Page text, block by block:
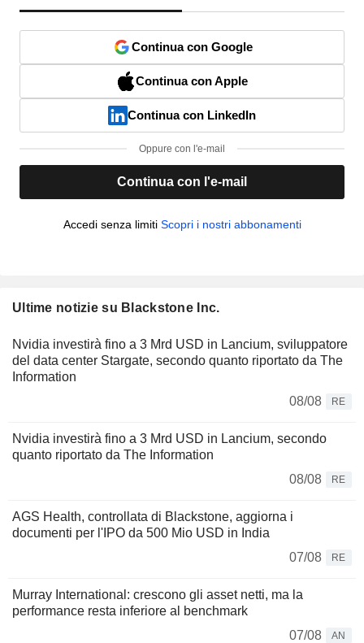
Continua con Google
Continua con Apple
Continua con LinkedIn
Oppure con l'e-mail
Continua con l'e-mail
Accedi senza limiti Scopri i nostri abbonamenti
Ultime notizie su Blackstone Inc.
Nvidia investirà fino a 3 Mrd USD in Lancium, sviluppatore
del data center Stargate, secondo quanto riportato da The
Information
08/08
RE
Nvidia investirà fino a 3 Mrd USD in Lancium, secondo
quanto riportato da The Information
08/08
RE
AGS Health, controllata di Blackstone, aggiorna i
documenti per l'IPO da 500 Mio USD in India
07/08
RE
Murray International: crescono gli asset netti, ma la
performance resta inferiore al benchmark
07/08
AN